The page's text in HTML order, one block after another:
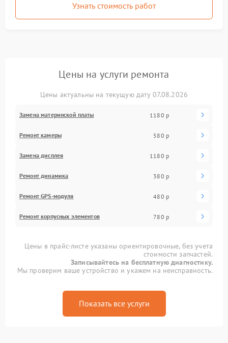
Узнать стоимость работ
Цены на услуги ремонта
Цены актуальны на текущую дату 07.08.2026
Замена материнской платы 1180 р
Ремонт камеры 580 р
Замена дисплея 1180 р
Ремонт динамика 380 р
Ремонт GPS-модуля 480 р
Ремонт корпусных элементов 780 р
Цены в прайс-листе указаны ориентировочные, без учета
стоимости запчастей.
Записывайтесь на бесплатную диагностику.
Мы проверим ваше устройство и укажем на неисправность.
Показать все услуги